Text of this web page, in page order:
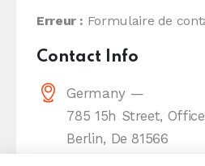
Erreur : Formulaire de
Contact Info
Germany —
785 15h Street,
Berlin, De 81566